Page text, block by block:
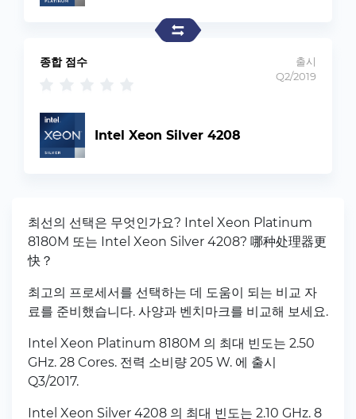
출시
Q2/2019
종합 점수
Intel Xeon Silver 4208
최선의 선택은 무엇인가요? Intel Xeon Platinum
8180M 또는 Intel Xeon Silver 4208? 哪种处理器更
快？
최고의 프로세서를 선택하는 데 도움이 되는 비교 자
료를 준비했습니다. 사양과 벤치마크를 비교해 보세요.
Intel Xeon Platinum 8180M 의 최대 빈도는 2.50
GHz. 28 Cores. 전력 소비량 205 W. 에 출시
Q3/2017.
Intel Xeon Silver 4208 의 최대 빈도는 2.10 GHz. 8